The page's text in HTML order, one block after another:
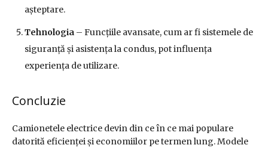
așteptare.
Tehnologia – Funcțiile avansate, cum ar fi sistemele de
siguranță și asistența la condus, pot influența
experiența de utilizare.
Concluzie
Camionetele electrice devin din ce în ce mai populare
datorită eficienței și economiilor pe termen lung. Modele